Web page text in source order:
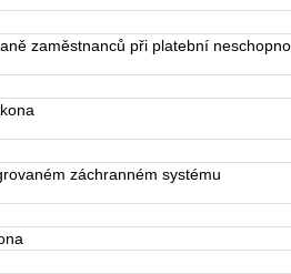
zaměstnanců při platební
záchranném systému